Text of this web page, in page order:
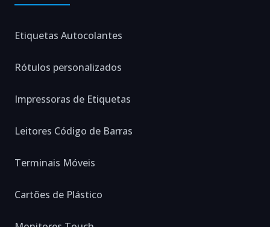
Etiquetas Autocolantes
Rótulos personalizados
Impressoras de Etiquetas
Leitores Código de Barras
Terminais Móveis
Cartões de Plástico